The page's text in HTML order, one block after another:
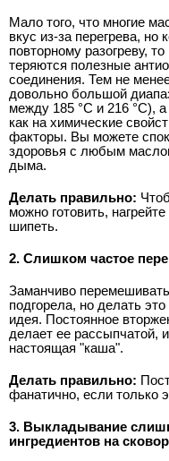
Мало того, что многие
вкус из-за перегрева, но
повторному разогреву,
теряются полезные
соединения. Тем не
довольно большой
между 185 °С и 216 °С),
как на химические
факторы. Вы можете
здоровья с любым
дыма.
Делать правильно:
можно готовить,
шипеть.
2. Слишком частое
Заманчиво
подгорела, но делать
идея. Постоянное
делает ее рассыпчатой,
настоящая "каша".
Делать правильно:
фанатично, если только
3. Выкладывание
ингредиентов на